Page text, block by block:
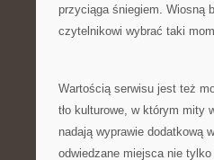
przyciąga śniegiem. Wiosną
czytelnikowi wybrać taki
Wartością serwisu jest też
tło kulturowe, w którym mity
nadają wyprawie dodatkową
odwiedzane miejsca nie